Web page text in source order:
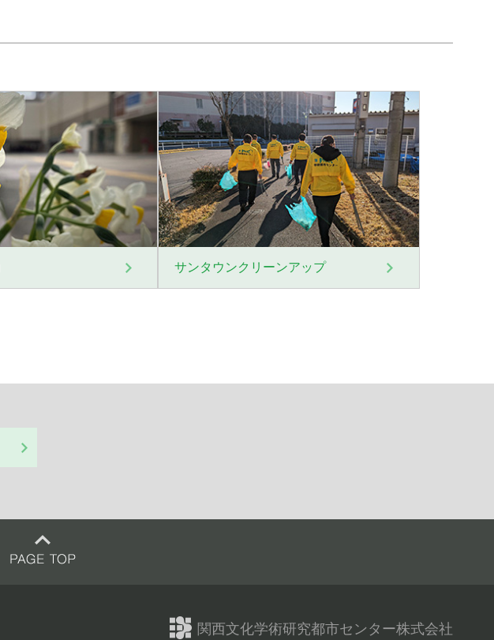
サンタウンクリーンアップ
関西文化学術研究都市センター株式会社